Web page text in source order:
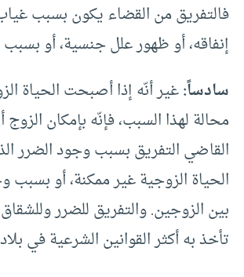
فالتفريق من القضاء يكون بسبب
إنفاقه، أو ظهور علل جنسية، أو بسبب
سادساً:غير أنّه إذا أصبحت الحياة
محالة لهذا السبب، فإنّه بإمكان
القاضي التفريق بسبب وجود الضرر
الحياة الزوجية غير ممكنة، أو بسبب
بين الزوجين. والتفريق للضرر
تأخذ به أكثر القوانين الشرعية في